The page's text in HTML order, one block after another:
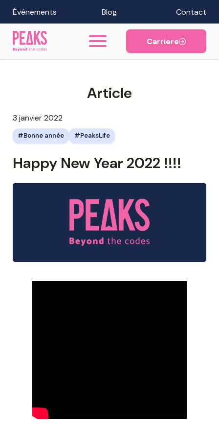
Événements Blog Contact
Carriere
Article
3 janvier 2022
Bonne année PeaksLife
Happy New Year 2022 !!!!